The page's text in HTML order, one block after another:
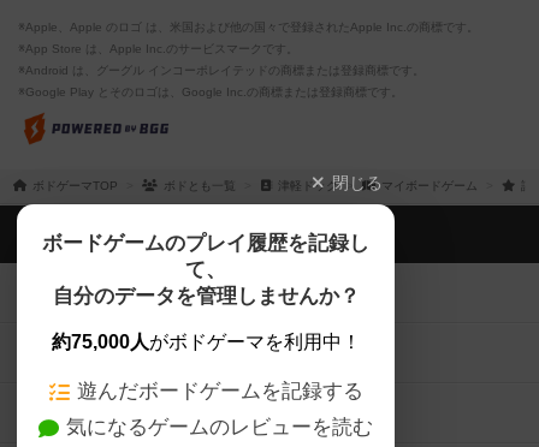
※Apple、Apple のロゴ は、米国および他の国々で登録されたApple Inc.の商標です。
※App Store は、Apple Inc.のサービスマークです。
※Android は、グーグル インコーポレイテッドの商標または登録商標です。
※Google Play とそのロゴは、Google Inc.の商標または登録商標です。
ボドゲーマTOP ボドとも一覧 津軽ドック マイボードゲーム 評
閉じる
ボードゲームのプレイ履歴を記録し
て、
自分のデータを管理しませんか？
約75,000人がボドゲーマを利用中！
遊んだボードゲームを記録する
気になるゲームのレビューを読む
ボドゲーマTOP
ボードゲームを検索する
ボードゲームの新着レビュー
ボードゲーム会情報